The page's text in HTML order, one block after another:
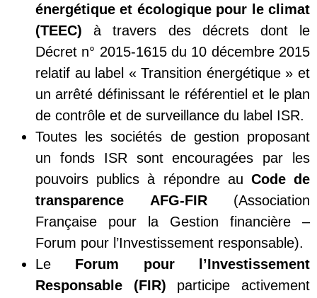
énergétique et écologique pour le climat
(TEEC)à travers des décrets dont le
Décret n° 2015-1615 du 10 décembre 2015
relatif au label « Transition énergétique » et
un arrêté définissant le référentiel et le plan
de contrôle et de surveillance du label ISR.
Toutes les sociétés de gestion proposant
un fonds ISR sont encouragées par les
pouvoirs publics à répondre au Code de
transparence AFG-FIR (Association
Française pour la Gestion financière –
Forum pour l’Investissement responsable).
Le Forum pour l’Investissement
Responsable (FIR) participe activement